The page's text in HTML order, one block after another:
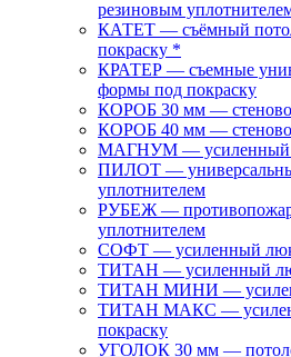
резиновым
КАТЕТ — съёмный
покраску *
КРАТЕР — съемные
формы под покраску
КОРОБ 30 мм —
КОРОБ 40 мм —
МАГНУМ — усиленный
ПИЛОТ —
уплотнителем
РУБЕЖ —
уплотнителем
СОФТ — усиленный
ТИТАН — усиленный
ТИТАН МИНИ —
ТИТАН МАКС —
покраску
УГОЛОК 30 мм —